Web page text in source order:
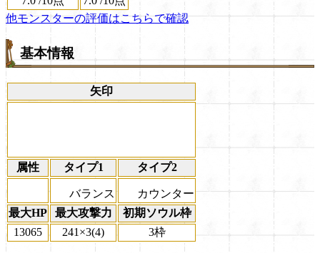
他モンスターの評価はこちらで確認
基本情報
矢印
属性 タイプ1 タイプ2
バランス
カウンター
最大HP
最大攻撃力
初期ソウル枠
13065
241×3(4) 3枠